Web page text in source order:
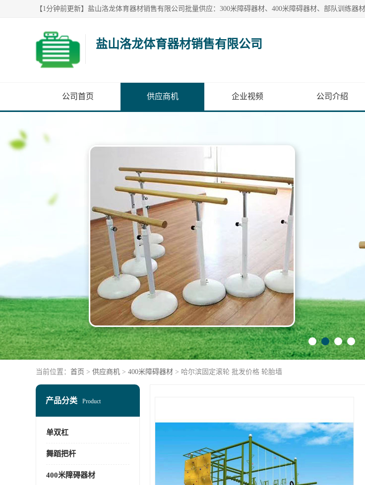
盐山洛龙体育器材销售有限公司
公司首页 供应商机 企业视频 公司介绍
当前位置： 首页 > 供应商机 > 400米障碍器材 > 哈尔滨固定滚轮 批发价格 轮胎墙
产品分类 Product
单双杠
舞蹈把杆
400米障碍器材